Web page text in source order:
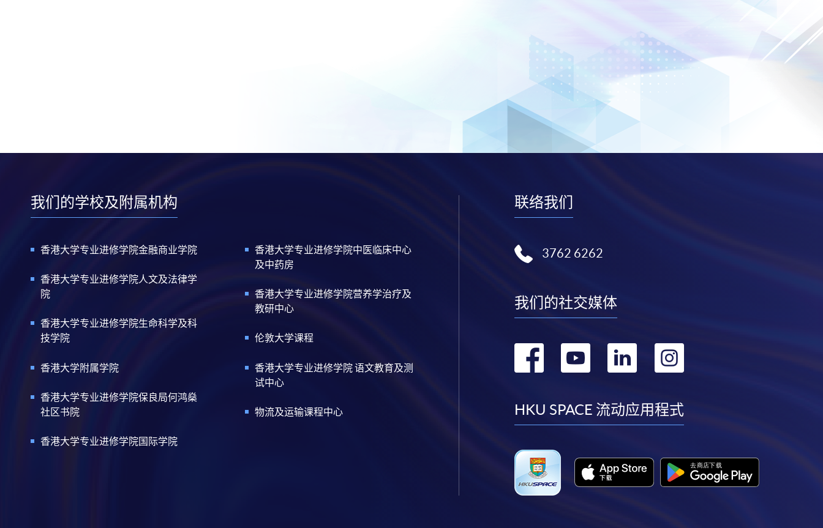
我们的学校及附属机构
香港大学专业进修学院金融商业学院
香港大学专业进修学院人文及法律学
院
香港大学专业进修学院生命科学及科
技学院
香港大学附属学院
香港大学专业进修学院保良局何鸿燊
社区书院
香港大学专业进修学院国际学院
香港大学专业进修学院中医临床中心
及中药房
香港大学专业进修学院营养学治疗及
教研中心
伦敦大学课程
香港大学专业进修学院 语文教育及测
试中心
物流及运输课程中心
联络我们
3762 6262
我们的社交媒体
转
facebook
转
youtube
转
linkedin
转
instagram
HKU SPACE 流动应用程式